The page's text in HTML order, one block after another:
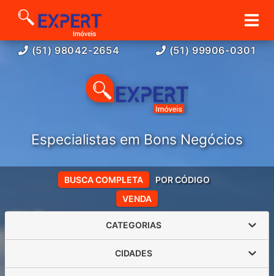
(51) 98042-2654 (51) 99906-0301
Especialistas em Bons Negócios
VENDA
BUSCA COMPLETA POR CÓDIGO
CATEGORIAS
CIDADES